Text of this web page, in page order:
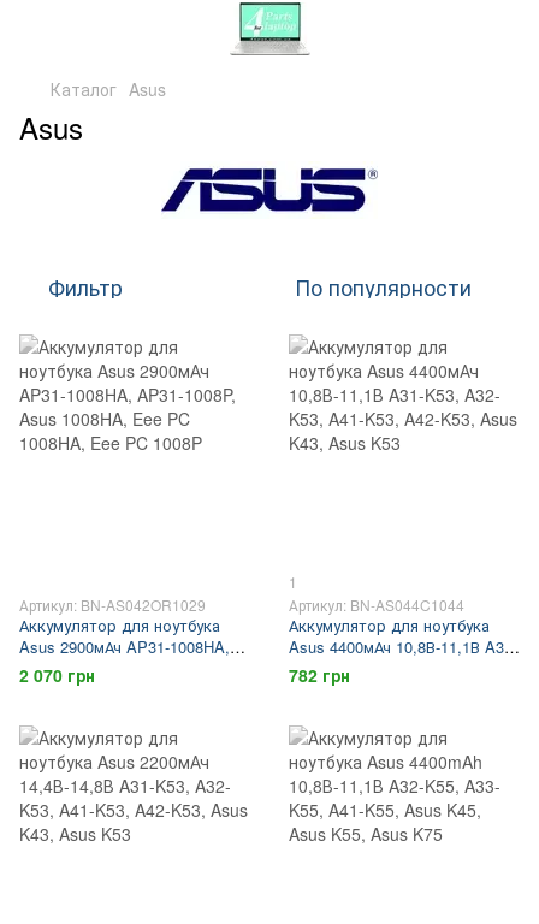
Каталог Asus
Asus
Фильтр По популярности
Артикул: BN-AS042OR1029
Аккумулятор для ноутбука
Asus 2900мАч AP31-1008HA,
AP31-1008P, Asus 1008HA, Eee
PC 1008HA, Eee PC 1008P
2 070 грн
1
Артикул: BN-AS044C1044
Аккумулятор для ноутбука
Asus 4400мАч 10,8В-11,1В A31-
K53, A32-K53, A41-K53, A42-
K53, Asus K43, Asus K53
782 грн